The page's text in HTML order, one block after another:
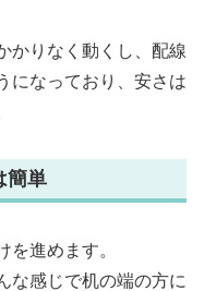
かりなく動くし、配線
になっており、安さは
簡単
を進めます。
な感じで机の端の方に